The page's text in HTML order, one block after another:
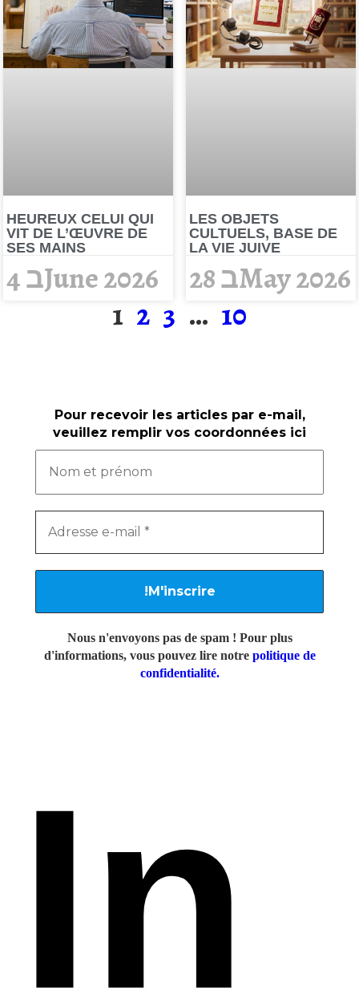
Pour recevoir les articles par e-mail,
veuillez remplir vos coordonnées ici
Nous n'envoyons pas de spam ! Pour plus
d'informations, vous pouvez lire notre politique de
confidentialité.
In
HEUREUX CELUI QUI
VIT DE L’ŒUVRE DE
SES MAINS
4 בJune 2026
LES OBJETS
CULTUELS, BASE DE
LA VIE JUIVE
28 בMay 2026
1 2 3 … 10